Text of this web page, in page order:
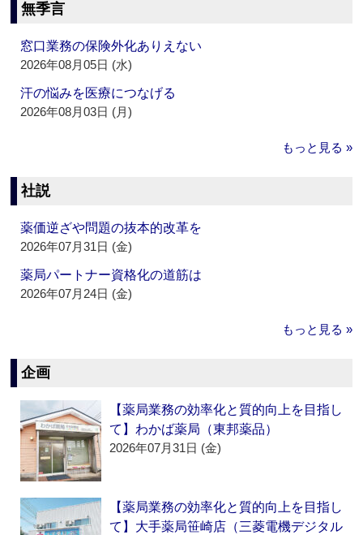
無季言
窓口業務の保険外化ありえない
2026年08月05日 (水)
汗の悩みを医療につなげる
2026年08月03日 (月)
もっと見る »
社説
薬価逆ざや問題の抜本的改革を
2026年07月31日 (金)
薬局パートナー資格化の道筋は
2026年07月24日 (金)
もっと見る »
企画
【薬局業務の効率化と質的向上を目指し
て】わかば薬局（東邦薬品）
2026年07月31日 (金)
【薬局業務の効率化と質的向上を目指し
て】大手薬局笹崎店（三菱電機デジタル